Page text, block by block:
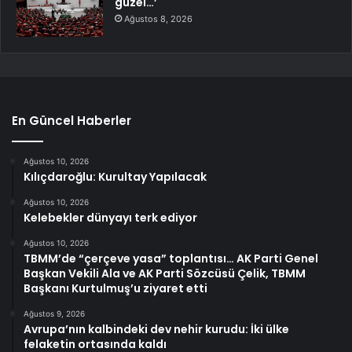
Ağustos 8, 2026
En Güncel Haberler
Ağustos 10, 2026
Kılıçdaroğlu: Kurultay Yapılacak
Ağustos 10, 2026
Kelebekler dünyayı terk ediyor
Ağustos 10, 2026
TBMM’de “çerçeve yasa” toplantısı… AK Parti Genel
Başkan Vekili Ala ve AK Parti Sözcüsü Çelik, TBMM
Başkanı Kurtulmuş’u ziyaret etti
Ağustos 9, 2026
Avrupa’nın kalbindeki dev nehir kurudu: İki ülke
felaketin ortasında kaldı